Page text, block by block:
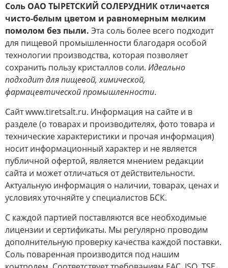
Соль ОАО ТЫРЕТСКИЙ СОЛЕРУДНИК отличается
чисто-белым цветом и равномерным мелким
помолом без пыли. Эта соль более всего подходит
для пищевой промышленности благодаря особой
технологии производства, которая позволяет
сохранить пользу кристаллов соли. Идеально
подходит для пищевой, химической,
фармацевтической промышленности.
Сайт www.tiretsalt.ru. Информация на сайте и в
разделе (о товарах и производителях, фото товара и
технические характеристики и прочая информация)
носит информационный характер и не является
публичной офертой, является мнением редакции
сайта и может отличаться от действительности.
Актуальную информация о наличии, товарах, ценах и
условиях уточняйте у специалистов БСК.
С каждой партией поставляются все необходимые
лицензии и сертификаты. Мы регулярно проводим
дополнительную проверку качества каждой поставки.
Соль поваренная производится под нашим